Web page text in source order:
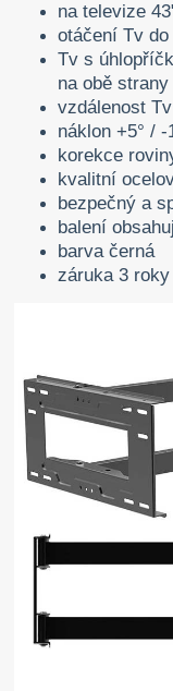
na televize
otáčení Tv do
Tv s
na obě strany
vzdálenost
náklon +5° / -
korekce
kvalitní
bezpečný a
balení
barva černá
záruka 3 roky